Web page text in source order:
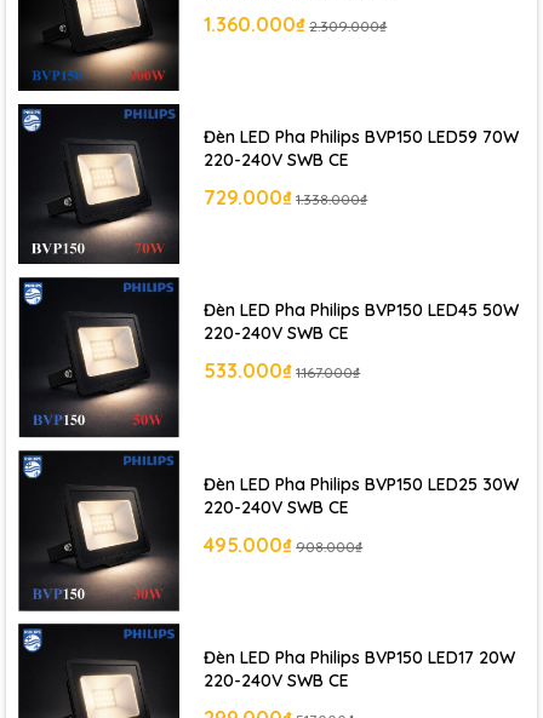
1.360.000₫ 2.309.000₫
Đèn LED Pha Philips BVP150 LED59 70W
220-240V SWB CE
729.000₫ 1.338.000₫
Đèn LED Pha Philips BVP150 LED45 50W
220-240V SWB CE
533.000₫ 1.167.000₫
Đèn LED Pha Philips BVP150 LED25 30W
220-240V SWB CE
495.000₫ 908.000₫
Đèn LED Pha Philips BVP150 LED17 20W
220-240V SWB CE